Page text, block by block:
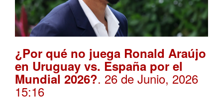
¿Por qué no juega Ronald Araújo
en Uruguay vs. España por el
Mundial 2026?. 26 de Junio, 2026
15:16